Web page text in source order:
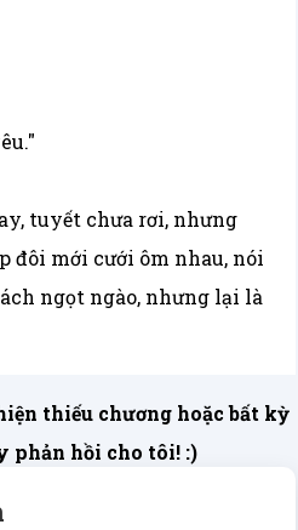
tuyết chưa rơi, nhưng
đôi mới cưới ôm nhau, nói
ngọt ngào, nhưng lại là
thiếu chương hoặc bất kỳ
phản hồi cho tôi! :)